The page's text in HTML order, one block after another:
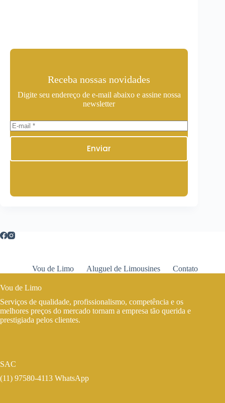
Receba nossas novidades
Digite seu endereço de e-mail abaixo e assine nossa
newsletter
Enviar
Vou de Limo Aluguel de Limousines Contato
Vou de Limo
Serviços de qualidade, profissionalismo, competência e os
melhores preços do mercado tornam a empresa tão querida e
prestigiada pelos clientes.
SAC
(11) 97580-4113 WhatsApp